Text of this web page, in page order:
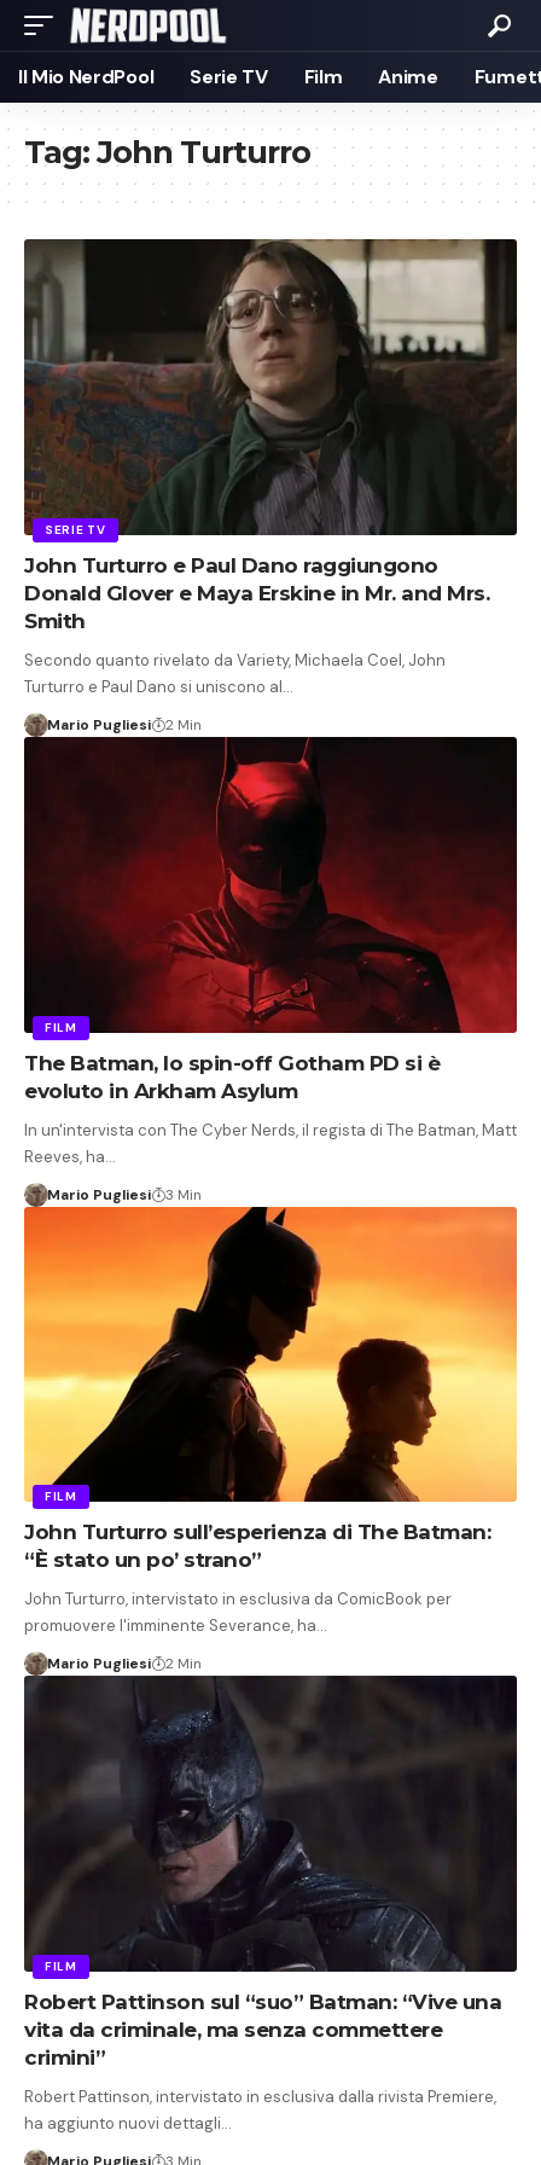
Il Mio NerdPool Serie TV Film Anime
Tag:John Turturro
SERIE TV
John Turturro e Paul Dano raggiungono
Donald Glover e Maya Erskine in Mr. and Mrs.
Smith
Secondo quanto rivelato da Variety, Michaela Coel, John
Turturro e Paul Dano si uniscono al…
Mario Pugliesi 2 Min
FILM
The Batman, lo spin-off Gotham PD si è
evoluto in Arkham Asylum
In un'intervista con The Cyber ​​Nerds, il regista di The Batman, Matt
Reeves, ha…
Mario Pugliesi 3 Min
FILM
John Turturro sull’esperienza di The Batman:
“È stato un po’ strano”
John Turturro, intervistato in esclusiva da ComicBook per
promuovere l'imminente Severance, ha…
Mario Pugliesi 2 Min
FILM
Robert Pattinson sul “suo” Batman: “Vive una
vita da criminale, ma senza commettere
crimini”
Robert Pattinson, intervistato in esclusiva dalla rivista Premiere,
ha aggiunto nuovi dettagli…